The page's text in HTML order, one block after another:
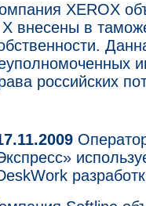
XEROX
внесены в
российских